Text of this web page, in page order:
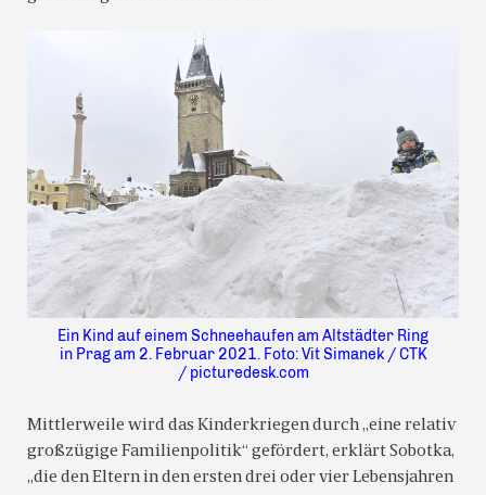
Ein Kind auf einem Schneehaufen am Altstädter Ring
in Prag am 2. Februar 2021. Foto: Vit Simanek / CTK
/ picturedesk.com
Mittlerweile wird das Kinderkriegen durch „eine relativ
großzügige Familienpolitik“ gefördert, erklärt Sobotka,
„die den Eltern in den ersten drei oder vier Lebensjahren